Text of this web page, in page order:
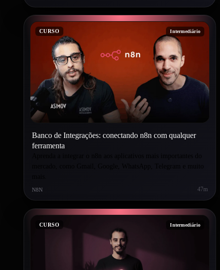
CURSO Intermediário
Banco de Integrações: conectando n8n com qualquer
ferramenta
Aprenda a integrar o n8n aos aplicativos mais importantes do
mercado, como Gmail, Google, WhatsApp, Telegram e muito
N8N 47m
CURSO Intermediário